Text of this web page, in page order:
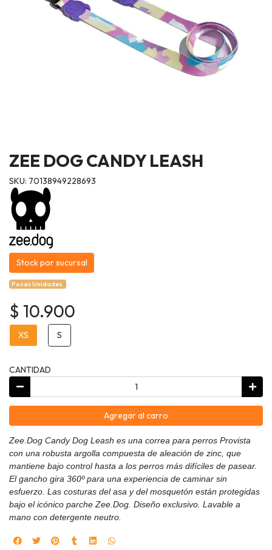
ZEE DOG CANDY LEASH
SKU: 70138949228693
Stock por sucursal
Pocas Unidades.
$ 10.900
XS S
CANTIDAD
Agregar al carro
Zee.Dog Candy Dog Leash es una correa para perros Provista
con una robusta argolla compuesta de aleación de zinc, que
mantiene bajo control hasta a los perros más difíciles de pasear.
El gancho gira 360º para una experiencia de caminar sin
esfuerzo. Las costuras del asa y del mosquetón están protegidas
bajo el icónico parche Zee.Dog. Diseño exclusivo. Lavable a
mano con detergente neutro.